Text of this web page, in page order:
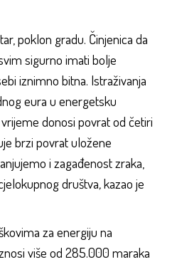
poklon gradu. Činjenica da
sigurno imati bolje
iznimno bitna. Istraživanja
eura u energetsku
donosi povrat od četiri
brzi povrat uložene
i zagađenost zraka,
društva,kazao je
za energiju na
više od 285.000 maraka